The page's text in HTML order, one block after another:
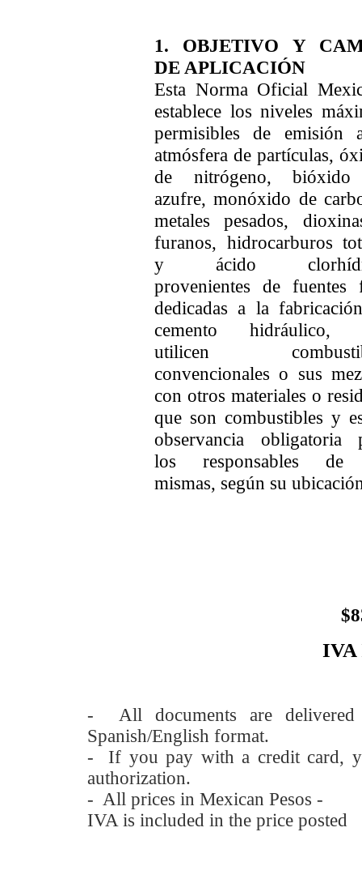
1. OBJETIVO Y
DE APLICACIÓN
Esta Norma Oficial
establece los niveles
permisibles de emisión
atmósfera de partículas,
de nitrógeno,
azufre, monóxido de
metales pesados,
furanos, hidrocarburos
y ácido
provenientes de fuentes
dedicadas a la
cemento hidráulico,
utilicen
convencionales o sus
con otros materiales o
que son combustibles y
observancia obligatoria
los responsables de
mismas, según su
IVA
- All documents are
Spanish/English format.
- If you pay with a credit card,
authorization.
- All prices in Mexican Pesos -
IVA is included in the price posted